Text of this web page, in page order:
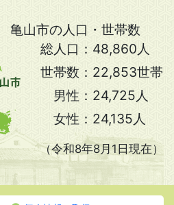
亀山市の人口・世帯数
総人口： 48,860人
世帯数： 22,853世帯
男性： 24,725人
女性： 24,135人
（令和8年8月1日現在）